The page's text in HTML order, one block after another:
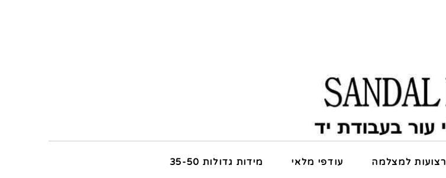
רצועות למצלמה עודפי מלאי מידות גדולות 35-50